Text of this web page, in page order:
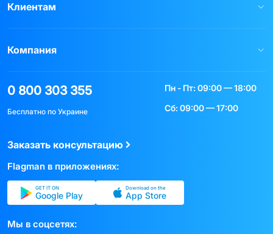
Клиентам
Компания
0 800 303 355
Бесплатно по Украине
Пн - Пт: 09:00 — 18:00
Сб: 09:00 — 17:00
Заказать консультацию
Flagman в приложениях:
GET IT ON
Google Play
Download on the
App Store
Мы в соцсетях: